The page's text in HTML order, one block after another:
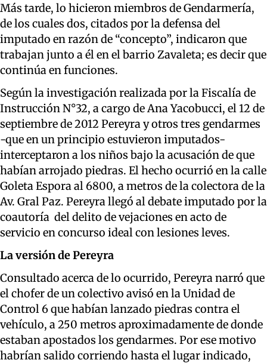
Más tarde, lo hicieron miembros de Gendarmería,
de los cuales dos, citados por la defensa del
imputado en razón de “concepto”, indicaron que
trabajan junto a él en el barrio Zavaleta; es decir que
continúa en funciones.
Según la investigación realizada por la Fiscalía de
Instrucción N°32, a cargo de Ana Yacobucci, el 12 de
septiembre de 2012 Pereyra y otros tres gendarmes
-que en un principio estuvieron imputados-
interceptaron a los niños bajo la acusación de que
habían arrojado piedras. El hecho ocurrió en la calle
Goleta Espora al 6800, a metros de la colectora de la
Av. Gral Paz. Pereyra llegó al debate imputado por la
coautoría del delito de vejaciones en acto de
servicio en concurso ideal con lesiones leves.
La versión de Pereyra
Consultado acerca de lo ocurrido, Pereyra narró que
el chofer de un colectivo avisó en la Unidad de
Control 6 que habían lanzado piedras contra el
vehículo, a 250 metros aproximadamente de donde
estaban apostados los gendarmes. Por ese motivo
habrían salido corriendo hasta el lugar indicado,